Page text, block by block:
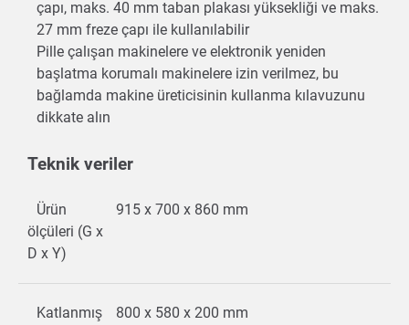
çapı, maks. 40 mm taban plakası yüksekliği ve maks.
27 mm freze çapı ile kullanılabilir
Pille çalışan makinelere ve elektronik yeniden
başlatma korumalı makinelere izin verilmez, bu
bağlamda makine üreticisinin kullanma kılavuzunu
dikkate alın
Teknik veriler
Ürün
ölçüleri (G x
D x Y)
915 x 700 x 860 mm
Katlanmış 800 x 580 x 200 mm